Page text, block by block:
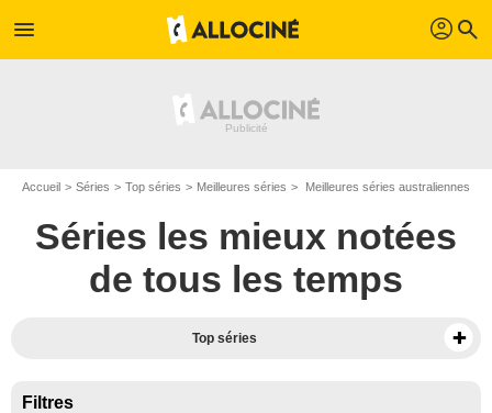
menu profil search
Accueil Séries Top séries Meilleures séries Meilleures séries australiennes
Séries les mieux notées
de tous les temps
Top séries
Filtres